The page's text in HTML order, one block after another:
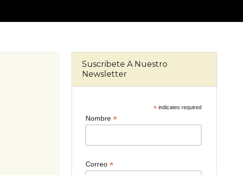
Suscribete A Nuestro
Newsletter
* indicates required
Nombre*
Correo*